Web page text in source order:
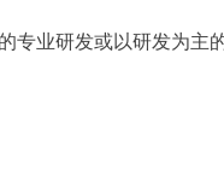
专业研发或以研发为主